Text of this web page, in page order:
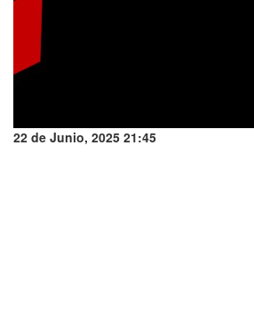
22 de Junio, 2025 21:45